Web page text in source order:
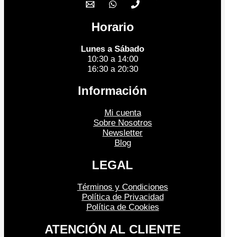
Horario
Lunes a Sábado
10:30 a 14:00
16:30 a 20:30
Información
Mi cuenta
Sobre Nosotros
Newsletter
Blog
LEGAL
Términos y Condiciones
Política de Privacidad
Política de Cookies
ATENCIÓN AL CLIENTE